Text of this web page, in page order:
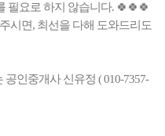
필요로 하지 않습니다. 🍀🍀🍀
시면, 최선을 다해 도와드리도
인중개사 신유정 ( 010-7357-